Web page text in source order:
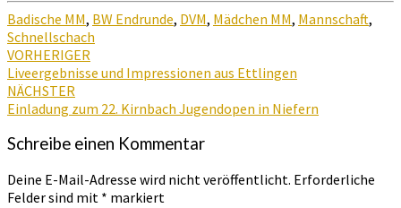
Badische MM, BW Endrunde, DVM, Mädchen MM, Mannschaft,
Schnellschach
Beitragsnavigation
VORHERIGER
Liveergebnisse und Impressionen aus Ettlingen
NÄCHSTER
Einladung zum 22. Kirnbach Jugendopen in Niefern
Schreibe einen Kommentar
Deine E-Mail-Adresse wird nicht veröffentlicht. Erforderliche
Felder sind mit * markiert